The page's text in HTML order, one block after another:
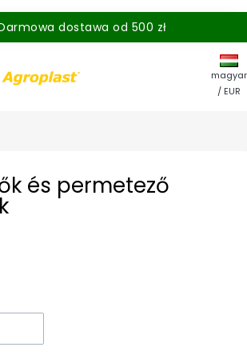
dostawa od 500 zł
magyar
/ EUR
és permetező